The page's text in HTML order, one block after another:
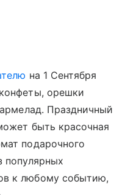
на 1 Сентября
орешки
Праздничный
быть красочная
подарочного
популярных
к любому событию,